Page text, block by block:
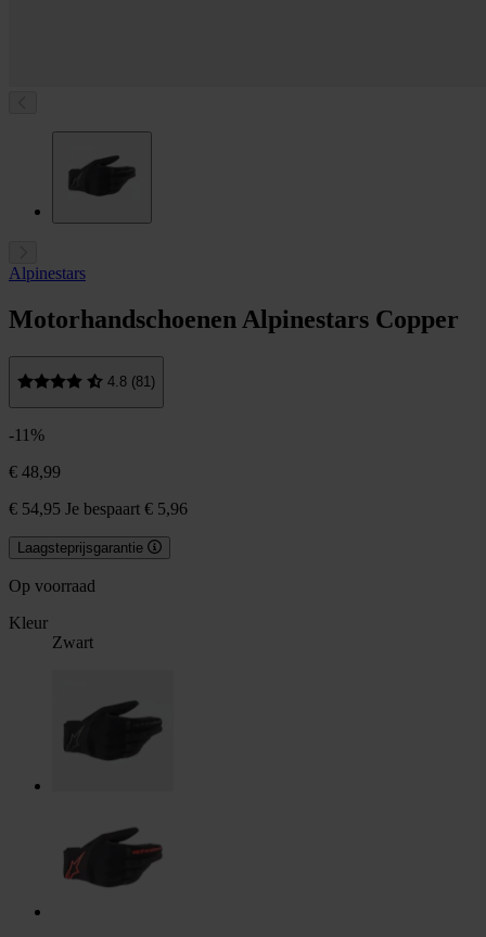
Alpinestars
Motorhandschoenen Alpinestars Copper
4.8 (81)
-11%
€ 48,99
€ 54,95 Je bespaart € 5,96
Laagsteprijsgarantie
Op voorraad
Kleur
Zwart